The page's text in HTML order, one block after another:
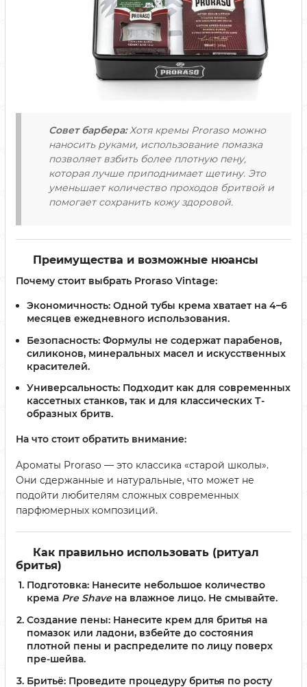
Совет барбера:Хотя кремы Proraso можно
наносить руками, использование помазка
позволяет взбить более плотную пену,
которая лучше приподнимает щетину. Это
уменьшает количество проходов бритвой и
помогает сохранить кожу здоровой.
Преимущества и возможные нюансы
Почему стоит выбрать Proraso Vintage:
Экономичность: Одной тубы крема хватает на 4–6
месяцев ежедневного использования.
Безопасность: Формулы не содержат парабенов,
силиконов, минеральных масел и искусственных
красителей.
Универсальность: Подходит как для современных
кассетных станков, так и для классических Т-
образных бритв.
На что стоит обратить внимание:
Ароматы Proraso — это классика «старой школы».
Они сдержанные и натуральные, что может не
подойти любителям сложных современных
парфюмерных композиций.
Как правильно использовать (ритуал
бритья)
Подготовка: Нанесите небольшое количество
крема Pre Shaveна влажное лицо. Не смывайте.
Создание пены: Нанесите крем для бритья на
помазок или ладони, взбейте до состояния
плотной пены и распределите по лицу поверх
пре-шейва.
Бритьё: Проведите процедуру бритья по росту